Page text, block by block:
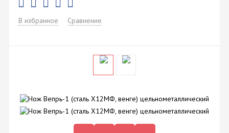
В избранное Сравнение